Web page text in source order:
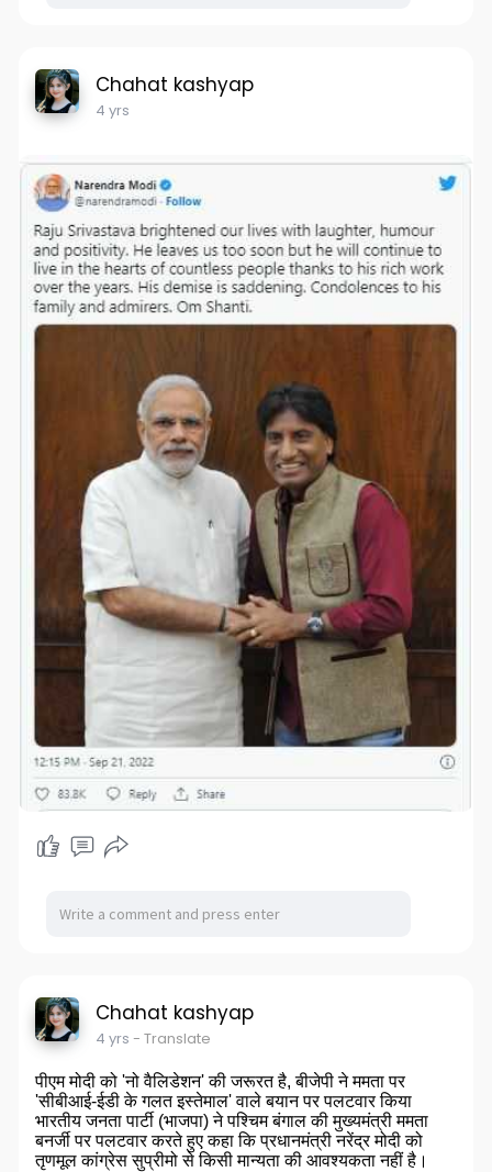
Chahat kashyap
4 yrs
Chahat kashyap
4 yrs - Translate
पीएम मोदी को 'नो वैलिडेशन' की जरूरत है, बीजेपी ने ममता पर
'सीबीआई-ईडी के गलत इस्तेमाल' वाले बयान पर पलटवार किया
भारतीय जनता पार्टी (भाजपा) ने पश्चिम बंगाल की मुख्यमंत्री ममता
बनर्जी पर पलटवार करते हुए कहा कि प्रधानमंत्री नरेंद्र मोदी को
तृणमूल कांग्रेस सुप्रीमो से किसी मान्यता की आवश्यकता नहीं है।